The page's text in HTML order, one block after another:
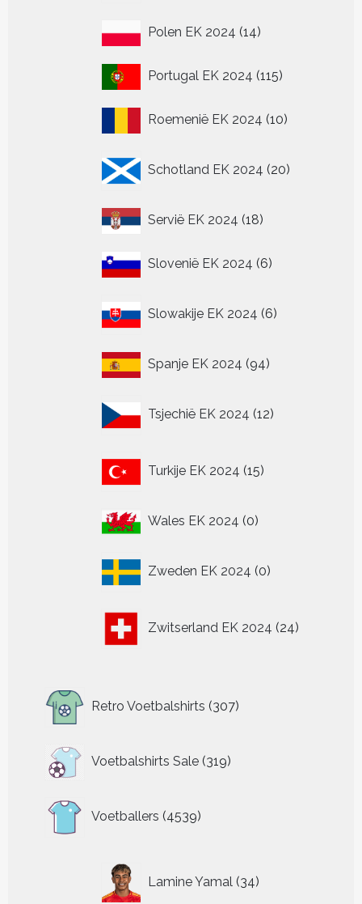
Polen EK 2024 1414
Portugal EK 2024 115115
Roemenië EK 2024 1010
Schotland EK 2024 20
producten
Servië EK 2024 1818
Slovenië EK 2024 66
Slowakije EK 2024 6
producten
Spanje EK 2024 9494
Tsjechië EK 2024 12
producten
Turkije EK 2024 15
producten
Wales EK 2024 00
Zweden EK 2024 0
producten
Zwitserland EK 2024 24
producten
Retro Voetbalshirts 307
producten
Voetbalshirts Sale 319
319
producten
Voetballers 4539
producten
Lamine Yamal 34
producten